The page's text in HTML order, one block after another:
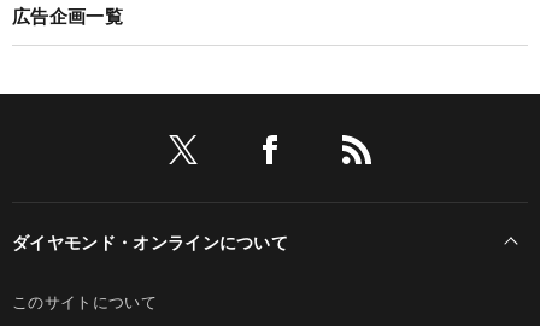
広告企画一覧
ダイヤモンド・オンラインについて
このサイトについて